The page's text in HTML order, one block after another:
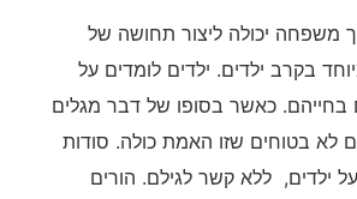
משפחה יכולה ליצור תחושה של
בקרב ילדים. ילדים לומדים על
בחייהם. כאשר בסופו של דבר מגלים
בטוחים שזו האמת כולה. סודות
ילדים, ללא קשר לגילם. הורים